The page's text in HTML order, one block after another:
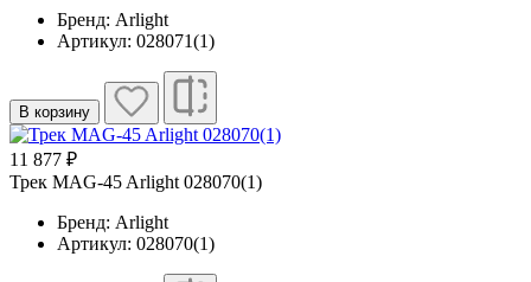
Бренд: Arlight
Артикул: 028071(1)
В корзину
11 877 ₽
Трек MAG-45 Arlight 028070(1)
Бренд: Arlight
Артикул: 028070(1)